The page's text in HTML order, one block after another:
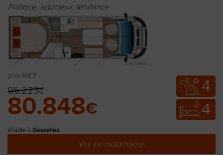
Pratique, astucieux, tendance
prix NET
95.223€
80.848€
Visible à Gosselies
4
4
Voir ce motorhome.